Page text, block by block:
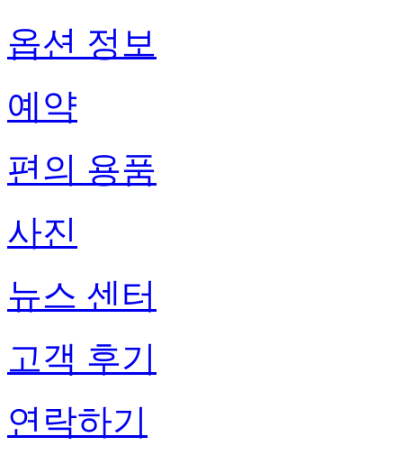
옵션 정보
예약
편의 용품
사진
뉴스 센터
고객 후기
연락하기